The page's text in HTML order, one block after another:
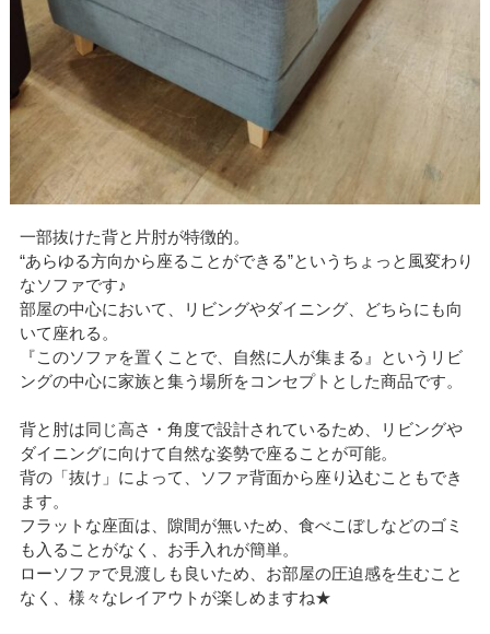
一部抜けた背と片肘が特徴的。
“あらゆる方向から座ることができる”というちょっと風変わり
なソファです♪
部屋の中心において、リビングやダイニング、どちらにも向
いて座れる。
『このソファを置くことで、自然に人が集まる』というリビ
ングの中心に家族と集う場所をコンセプトとした商品です。
背と肘は同じ高さ・角度で設計されているため、リビングや
ダイニングに向けて自然な姿勢で座ることが可能。
背の「抜け」によって、ソファ背面から座り込むこともでき
ます。
フラットな座面は、隙間が無いため、食べこぼしなどのゴミ
も入ることがなく、お手入れが簡単。
ローソファで見渡しも良いため、お部屋の圧迫感を生むこと
なく、様々なレイアウトが楽しめますね★